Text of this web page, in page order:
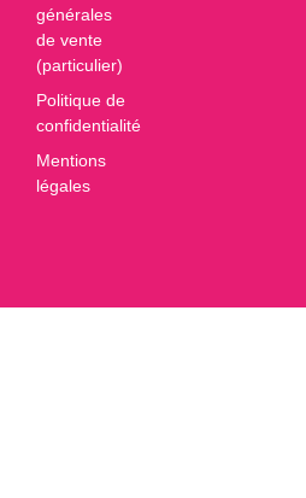
générales
de vente
(particulier)
Politique de
confidentialité
Mentions
légales